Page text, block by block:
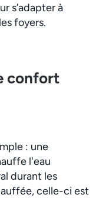
s’adapter à
foyers.
confort
: une
l'eau
durant les
celle-ci est